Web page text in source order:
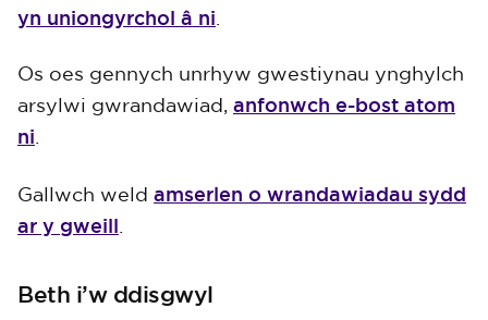
yn uniongyrchol â ni
Os oes gennych unrhyw gwestiynau ynghylch
arsylwi gwrandawiad, anfonwch e-bost atom
ni
Gallwch weld amserlen o wrandawiadau sydd
ar y gweill
Beth i’w ddisgwyl